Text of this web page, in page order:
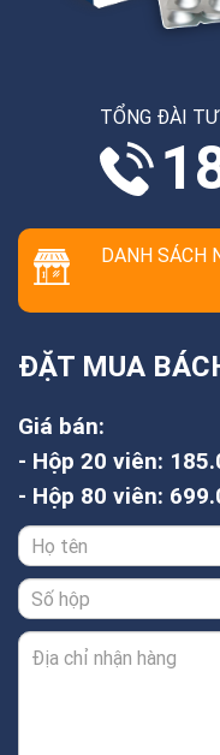
TỔNG ĐÀI
DANH SÁCH
ĐẶT MUA
Giá bán:
- Hộp 20 viên:
- Hộp 80 viên: